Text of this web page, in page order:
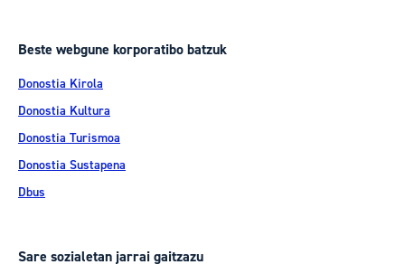
Beste webgune korporatibo batzuk
Donostia Kirola
Donostia Kultura
Donostia Turismoa
Donostia Sustapena
Dbus
Sare sozialetan jarrai gaitzazu